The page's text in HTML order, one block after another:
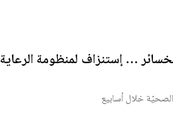
… إستنزاف لمنظومة الرعاية